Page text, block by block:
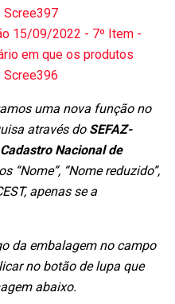
uma nova função no
através do SEFAZ-
Nacional de
“Nome”, “Nome reduzido”,
apenas se a
da embalagem no campo
no botão de lupa que
abaixo.